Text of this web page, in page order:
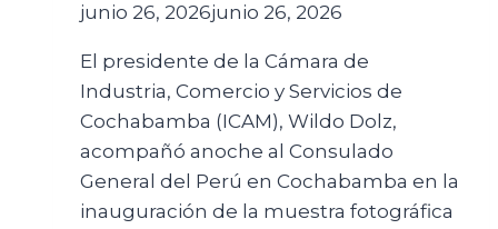
junio 26, 2026junio 26, 2026
El presidente de la Cámara de
Industria, Comercio y Servicios de
Cochabamba (ICAM), Wildo Dolz,
acompañó anoche al Consulado
General del Perú en Cochabamba en la
inauguración de la muestra fotográfica